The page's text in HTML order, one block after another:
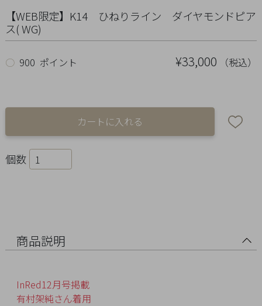
【WEB限定】K14 ひねりライン ダイヤモンドピア
ス( WG)
¥33,000 （税込）
○ 900 ポイント
個数
商品説明
InRed12月号掲載
有村架純さん着用
Pierced
Earrings
Earrings
Bracelet
up